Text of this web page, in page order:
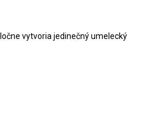
vytvoria jedinečný umelecký